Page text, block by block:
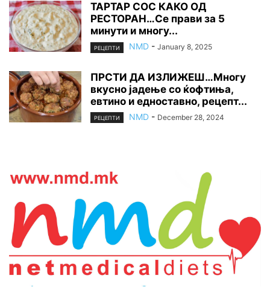
ТАРТАР СОС КАКО ОД
РЕСТОРАН…Се прави за 5
минути и многу...
РЕЦЕПТИ NMD - January 8, 2025
ПРСТИ ДА ИЗЛИЖЕШ…Многу
вкусно јадење со ќофтиња,
евтино и едноставно, рецепт...
РЕЦЕПТИ NMD - December 28, 2024